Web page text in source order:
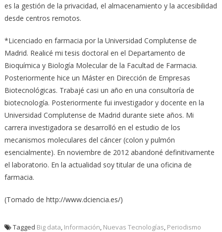
es la gestión de la privacidad, el almacenamiento y la accesibilidad
desde centros remotos.
*Licenciado en farmacia por la Universidad Complutense de
Madrid. Realicé mi tesis doctoral en el Departamento de
Bioquímica y Biología Molecular de la Facultad de Farmacia.
Posteriormente hice un Máster en Dirección de Empresas
Biotecnológicas. Trabajé casi un año en una consultoría de
biotecnología. Posteriormente fui investigador y docente en la
Universidad Complutense de Madrid durante siete años. Mi
carrera investigadora se desarrolló en el estudio de los
mecanismos moleculares del cáncer (colon y pulmón
esencialmente). En noviembre de 2012 abandoné definitivamente
el laboratorio. En la actualidad soy titular de una oficina de
farmacia.
(Tomado de http://www.dciencia.es/)
Tagged Big data Información Nuevas Tecnologías Periodismo